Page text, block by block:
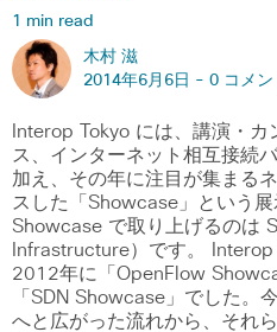
1 min read
木村 滋
2014年6月6日 - 0 コメン
Interop Tokyo には、講演・
ス、インターネット相互接続
加え、その年に注目が集まる
スした「Showcase」という
Showcase で取り上げるのは
Infrastructure）です。 Interop
2012年に「OpenFlow
「SDN Showcase」でした。
へと広がった流れから、それ